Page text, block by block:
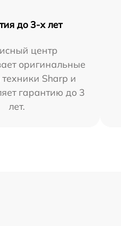
до 3-х лет
центр
оригинальные
техники Sharp и
гарантию до 3
лет.